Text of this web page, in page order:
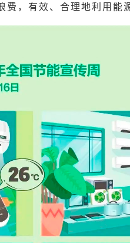
，有效、合理地利用能